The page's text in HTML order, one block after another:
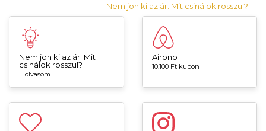
Nem jön ki az ár. Mit csinálok rosszul?
Nem jön ki az ár. Mit
csinálok rosszul?
Elolvasom
Airbnb
10.100 Ft kupon